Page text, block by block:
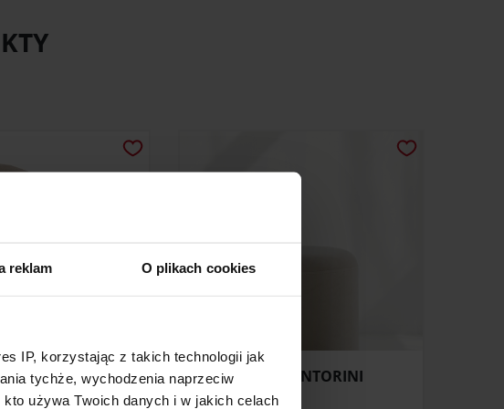
reklam O plikach cookies
IP, korzystając z takich technologii jak
tychże, wychodzenia naprzeciw
używa Twoich danych i w jakich celach
FREY PUFA SANTORINI